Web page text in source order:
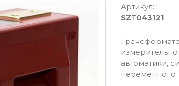
Артикул:
SZT043121
автоматики,
переменного